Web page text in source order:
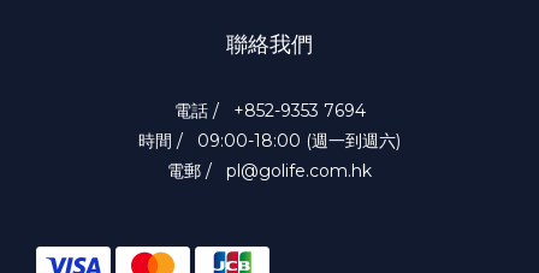
聯絡我們
電話 / +852-9353 7694
時間 / 09:00-18:00 (週一到週六)
電郵 / pl@golife.com.hk